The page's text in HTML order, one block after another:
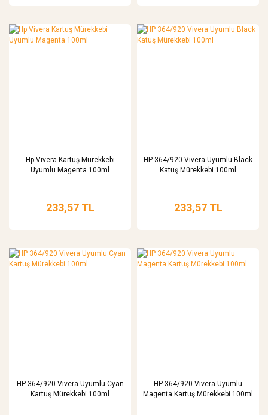
Hp Vivera Kartuş Mürekkebi
Uyumlu Magenta 100ml
233,57 TL
HP 364/920 Vivera Uyumlu Black
Katuş Mürekkebi 100ml
233,57 TL
HP 364/920 Vivera Uyumlu Cyan
Kartuş Mürekkebi 100ml
HP 364/920 Vivera Uyumlu
Magenta Kartuş Mürekkebi 100ml